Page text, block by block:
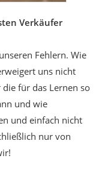
Verkäufer
Fehlern. Wie
uns nicht
für das Lernen so
und wie
und einfach nicht
nur von